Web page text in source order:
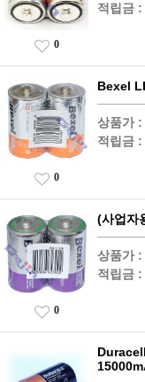
적립금 :
0
Bexel
상품가 :
적립금 :
0
(사업자
상품가 :
적립금 :
0